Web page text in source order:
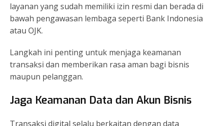
layanan yang sudah memiliki izin resmi dan berada di
bawah pengawasan lembaga seperti Bank Indonesia
atau OJK.
Langkah ini penting untuk menjaga keamanan
transaksi dan memberikan rasa aman bagi bisnis
maupun pelanggan.
Jaga Keamanan Data dan Akun Bisnis
Transaksi digital selalu berkaitan dengan data